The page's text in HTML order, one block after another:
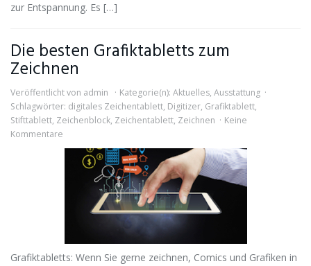
zur Entspannung. Es […]
Die besten Grafiktabletts zum
Zeichnen
Veröffentlicht von admin Kategorie(n): Aktuelles, Ausstattung
Schlagwörter: digitales Zeichentablett, Digitizer, Grafiktablett,
Stifttablett, Zeichenblock, Zeichentablett, Zeichnen
Keine
Kommentare
Grafiktabletts: Wenn Sie gerne zeichnen, Comics und Grafiken in